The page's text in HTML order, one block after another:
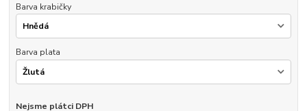
Barva krabičky
Barva plata
Nejsme plátci DPH